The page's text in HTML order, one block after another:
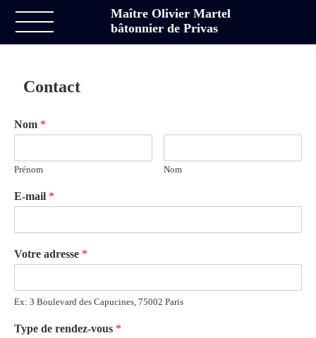
Maître Olivier Martel
bâtonnier de Privas
Contact
Nom *
Prénom Nom
E-mail *
Votre adresse *
Ex: 3 Boulevard des Capucines, 75002 Paris
Type de rendez-vous *